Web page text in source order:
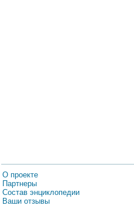
О проекте
Партнеры
Состав энциклопедии
Ваши отзывы